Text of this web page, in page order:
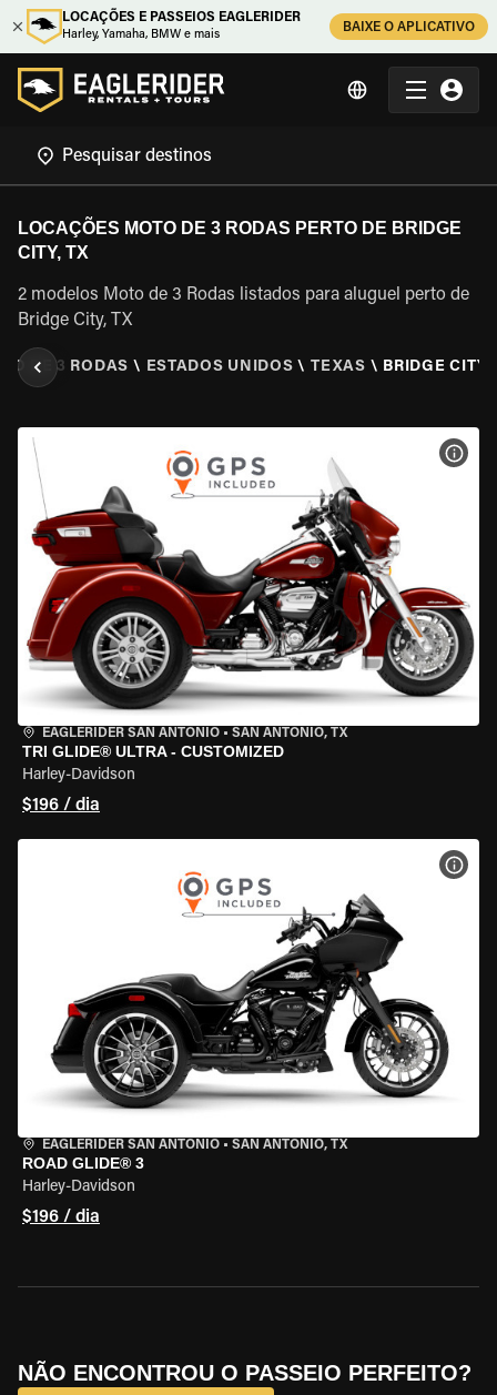
LOCAÇÕES E PASSEIOS EAGLERIDER
Harley, Yamaha, BMW e mais
BAIXE O APLICATIVO
LOCAÇÕES MOTO DE 3 RODAS PERTO DE BRIDGE
CITY, TX
2 modelos Moto de 3 Rodas listados para aluguel perto de
Bridge City, TX
DE 3 RODAS \ ESTADOS UNIDOS \ TEXAS \ BRIDGE CITY,
EAGLERIDER SAN ANTONIO • SAN ANTONIO, TX
TRI GLIDE® ULTRA - CUSTOMIZED
Harley-Davidson
$196 / dia
VER
EAGLERIDER SAN ANTONIO • SAN ANTONIO, TX
ROAD GLIDE® 3
Harley-Davidson
$196 / dia
VER
NÃO ENCONTROU O PASSEIO PERFEITO?